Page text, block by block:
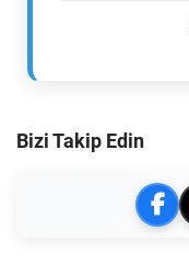
Bizi Takip Edin